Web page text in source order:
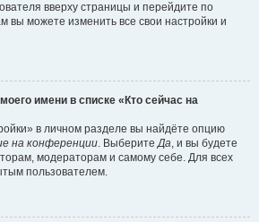
вверху страницы и перейдите по
вы можете изменить все свои настройки и
имени в списке «Кто сейчас на
в личном разделе вы найдёте опцию
на конференции. ВыберитеДа, и вы будете
модераторам и самому себе. Для всех
пользователем.